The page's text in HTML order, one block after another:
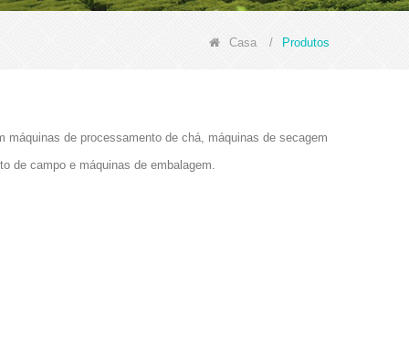
Casa / Produtos
de processamento de chá, máquinas de secagem
de campo e máquinas de embalagem.